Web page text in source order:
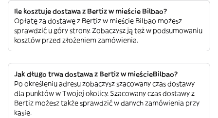
Ile kosztuje dostawa z Bertiz w mieście Bilbao?
Opłatę za dostawę z Bertiz w mieście Bilbao możesz
sprawdzić u góry strony. Zobaczysz ją też w podsumowaniu
kosztów przed złożeniem zamówienia.
Jak długo trwa dostawa z Bertiz w mieścieBilbao?
Po określeniu adresu zobaczysz szacowany czas dostawy
dla punktów w Twojej okolicy. Szacowany czas dostawy z
Bertiz możesz także sprawdzić w danych zamówienia przy
kasie.